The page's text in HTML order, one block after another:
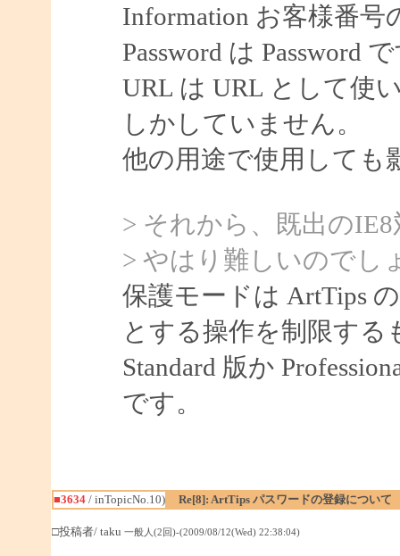
Information お客様番号
Password は Password
URL は URL として使
しかしていません。
他の用途で使用しても
> それから、既出の
> やはり難しいのでし
保護モードは ArtTips
とする操作を制限す
Standard 版か
です。
■3634/ inTopicNo.10) Re[8]: ArtTips パスワードの登録について
□投稿者/ taku 一般人(2回)-(2009/08/12(Wed) 22:38:04)